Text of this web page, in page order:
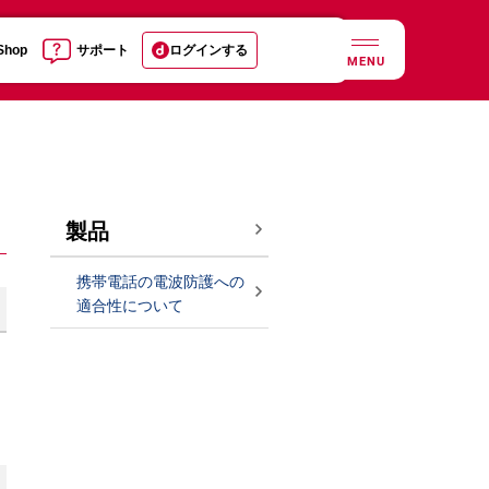
サポート ログインする
MENU
製品
携帯電話の電波防護への
適合性について